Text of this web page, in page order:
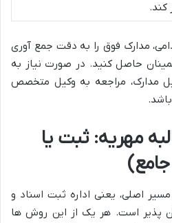
کند.
مدارک فوق را به دقت جمع آوری
حاصل کنید. در صورت نیاز به
مدارک، مراجعه به وکیل متخصص
مهریه: ثبت یا
اصلی، یعنی اداره ثبت اسناد و
پذیر است. هر یک از این روش ها